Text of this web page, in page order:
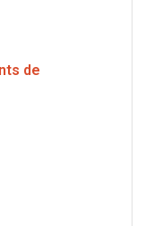
de